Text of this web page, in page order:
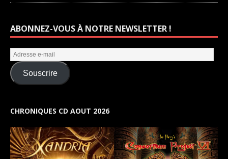
ABONNEZ-VOUS À NOTRE NEWSLETTER !
Souscrire
CHRONIQUES CD AOUT 2026